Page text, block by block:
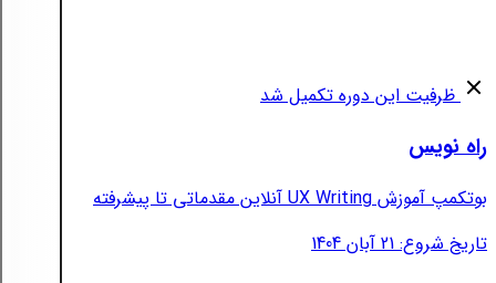
ظرفیت این دوره تکمیل شد
راه نویس
بوتکمپ آموزش UX Writing آنلاین مقدماتی تا پیشرفته
تاریخ شروع: 21 آبان 1404